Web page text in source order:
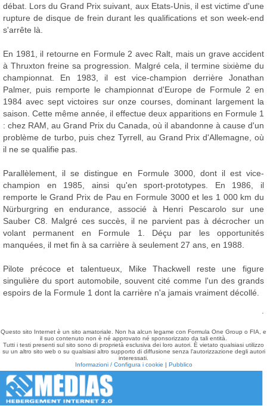
débat. Lors du Grand Prix suivant, aux Etats-Unis, il est victime d'une
rupture de disque de frein durant les qualifications et son week-end
s'arrête là.
En 1981, il retourne en Formule 2 avec Ralt, mais un grave accident
à Thruxton freine sa progression. Malgré cela, il termine sixième du
championnat. En 1983, il est vice-champion derrière Jonathan
Palmer, puis remporte le championnat d'Europe de Formule 2 en
1984 avec sept victoires sur onze courses, dominant largement la
saison. Cette même année, il effectue deux apparitions en Formule 1
: chez RAM, au Grand Prix du Canada, où il abandonne à cause d'un
problème de turbo, puis chez Tyrrell, au Grand Prix d'Allemagne, où
il ne se qualifie pas.
Parallèlement, il se distingue en Formule 3000, dont il est vice-
champion en 1985, ainsi qu'en sport-prototypes. En 1986, il
remporte le Grand Prix de Pau en Formule 3000 et les 1 000 km du
Nürburgring en endurance, associé à Henri Pescarolo sur une
Sauber C8. Malgré ces succès, il ne parvient pas à décrocher un
volant permanent en Formule 1. Déçu par les opportunités
manquées, il met fin à sa carrière à seulement 27 ans, en 1988.
Pilote précoce et talentueux, Mike Thackwell reste une figure
singulière du sport automobile, souvent cité comme l'un des grands
espoirs de la Formule 1 dont la carrière n'a jamais vraiment décollé.
Questo sito Internet è un sito amatoriale. Non ha alcun legame con Formula One Group o FIA, e
il suo contenuto non è né approvato né sponsorizzato da tali entità.
Tutti i testi presenti sul sito sono di proprietà esclusiva dei loro autori. È vietato qualsiasi utilizzo
su un altro sito web o su qualsiasi altro supporto di diffusione senza l'autorizzazione degli autori
interessati.
Informazioni / Configura i cookie | Pubblico